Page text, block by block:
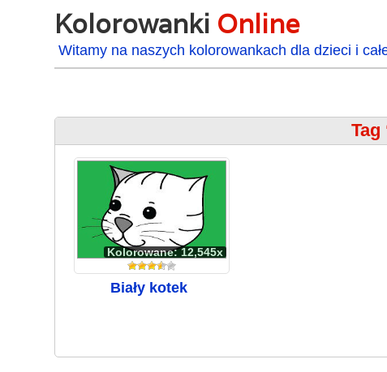
Kolorowanki Online
Witamy na naszych kolorowankach dla dzieci i
Tag
Kolorowane: 12,545x
Biały kotek